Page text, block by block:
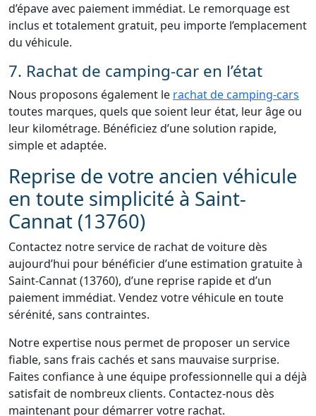
d’épave avec paiement immédiat. Le remorquage est
inclus et totalement gratuit, peu importe l’emplacement
du véhicule.
7. Rachat de camping-car en l’état
Nous proposons également le rachat de camping-cars
toutes marques, quels que soient leur état, leur âge ou
leur kilométrage. Bénéficiez d’une solution rapide,
simple et adaptée.
Reprise de votre ancien véhicule
en toute simplicité à Saint-
Cannat (13760)
Contactez notre service de rachat de voiture dès
aujourd’hui pour bénéficier d’une estimation gratuite à
Saint-Cannat (13760), d’une reprise rapide et d’un
paiement immédiat. Vendez votre véhicule en toute
sérénité, sans contraintes.
Notre expertise nous permet de proposer un service
fiable, sans frais cachés et sans mauvaise surprise.
Faites confiance à une équipe professionnelle qui a déjà
satisfait de nombreux clients. Contactez-nous dès
maintenant pour démarrer votre rachat.